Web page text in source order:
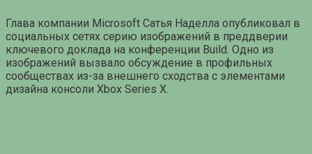
Глава компании Microsoft Сатья Наделла опубликовал в
социальных сетях серию изображений в преддверии
ключевого доклада на конференции Build. Одно из
изображений вызвало обсуждение в профильных
сообществах из-за внешнего сходства с элементами
дизайна консоли Xbox Series X.